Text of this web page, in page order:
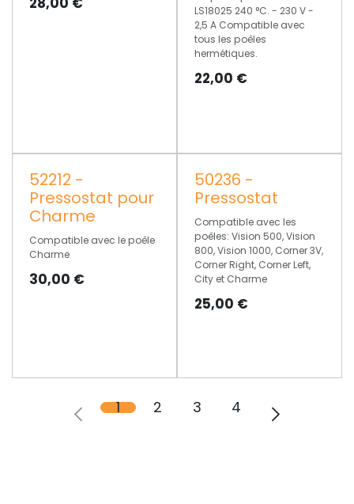
LS18025 240 °C. - 230 V -
2,5 A Compatible avec
tous les poêles
hermétiques.
22,00 €
52212 -
Pressostat pour
Charme
Compatible avec le poêle
Charme
30,00 €
PROMO
50236 -
Pressostat
Compatible avec les
poêles: Vision 500, Vision
800, Vision 1000, Corner 3V,
Corner Right, Corner Left,
City et Charme
25,00 €
1 2 3 4